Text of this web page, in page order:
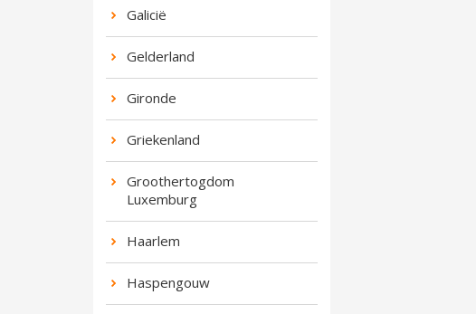
Galicië
Gelderland
Gironde
Griekenland
Groothertogdom
Luxemburg
Haarlem
Haspengouw